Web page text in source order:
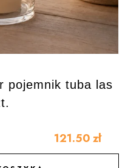
pojemnik tuba las
121.50 zł